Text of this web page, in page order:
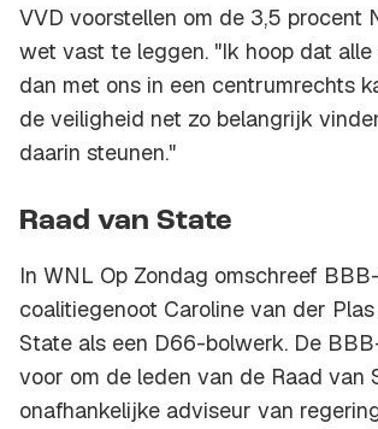
VVD voorstellen om de 3,5 procent
wet vast te leggen. "Ik hoop dat
dan met ons in een centrumrechts
de veiligheid net zo belangrijk
daarin steunen."
Raad van State
In WNL Op Zondag omschreef
coalitiegenoot Caroline van der
State als een D66-bolwerk. De
voor om de leden van de Raad van
onafhankelijke adviseur van